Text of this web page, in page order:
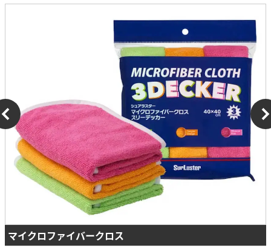
マイクロファイバークロス